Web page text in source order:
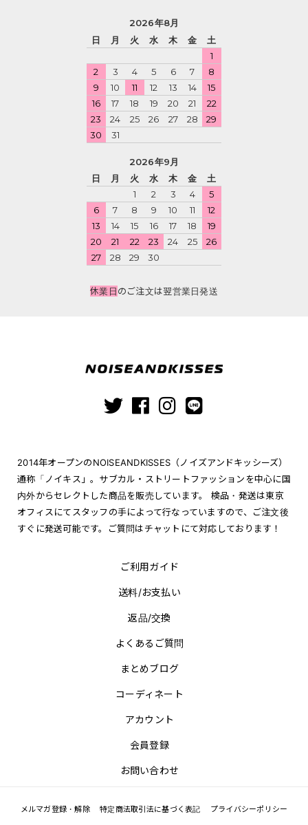
2026年8月
日
月 火 水 木 金
土
1
2
3 4 5 6 7
8
9
10 11 12 13 14
15
16
17 18 19 20 21
22
23
24 25 26 27 28
29
30
31
2026年9月
日
月 火 水 木 金
土
1
2 3 4
5
6
7 8 9 10 11
12
13
14 15 16 17 18
19
20
21 22 23 24 25
26
27
28 29 30
休業日のご注文は翌営業日発送
2014年オープンのNOISEANDKISSES（ノイズアンドキッシーズ）
通称「ノイキス」。サブカル・ストリートファッションを中心に国
内外からセレクトした商品を販売しています。 検品・発送は東京
オフィスにてスタッフの手によって行なっていますので、ご注文後
すぐに発送可能です。ご質問はチャットにて対応しております！
ご利用ガイド
送料/お支払い
返品/交換
よくあるご質問
まとめブログ
コーディネート
アカウント
会員登録
お問い合わせ
メルマガ登録・解除 特定商法取引法に基づく表記 プライバシーポリシー